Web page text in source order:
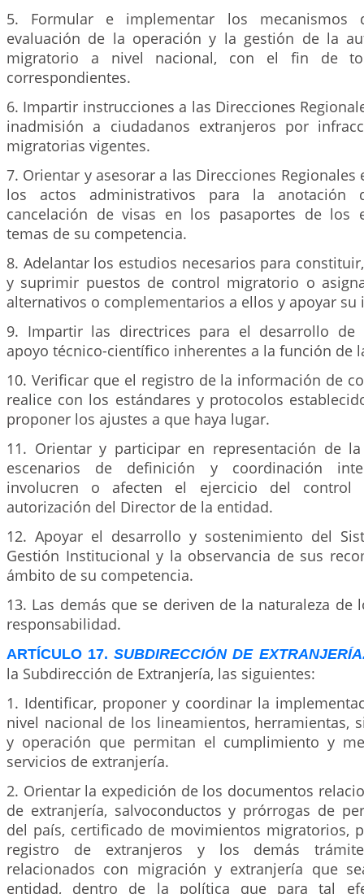
5. Formular e implementar los mecanismos
evaluación de la operación y la gestión de la
migratorio a nivel nacional, con el fin de
correspondientes.
6. Impartir instrucciones a las Direcciones
inadmisión a ciudadanos extranjeros por
migratorias vigentes.
7. Orientar y asesorar a las Direcciones Regionales
los actos administrativos para la anotación
cancelación de visas en los pasaportes de los
temas de su competencia.
8. Adelantar los estudios necesarios para
y suprimir puestos de control migratorio o
alternativos o complementarios a ellos y apoyar
9. Impartir las directrices para el desarrollo de
apoyo técnico-científico inherentes a la función de
10. Verificar que el registro de la información de
realice con los estándares y protocolos
proponer los ajustes a que haya lugar.
11. Orientar y participar en representación de
escenarios de definición y coordinación
involucren o afecten el ejercicio del control
autorización del Director de la entidad.
12. Apoyar el desarrollo y sostenimiento del
Gestión Institucional y la observancia de sus
ámbito de su competencia.
13. Las demás que se deriven de la naturaleza de
responsabilidad.
ARTÍCULO 17.SUBDIRECCIÓN DE
la Subdirección de Extranjería, las siguientes:
1. Identificar, proponer y coordinar la
nivel nacional de los lineamientos, herramientas,
y operación que permitan el cumplimiento y
servicios de extranjería.
2. Orientar la expedición de los documentos
de extranjería, salvoconductos y prórrogas de
del país, certificado de movimientos migratorios,
registro de extranjeros y los demás
relacionados con migración y extranjería que
entidad, dentro de la política que para tal